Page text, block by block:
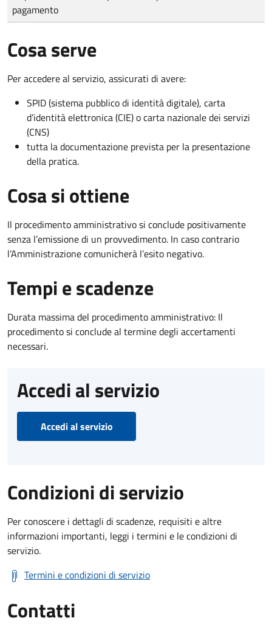
pagamento
Cosa serve
Per accedere al servizio, assicurati di avere:
SPID (sistema pubblico di identità digitale), carta
d’identità elettronica (CIE) o carta nazionale dei servizi
(CNS)
tutta la documentazione prevista per la presentazione
della pratica.
Cosa si ottiene
Il procedimento amministrativo si conclude positivamente
senza l’emissione di un provvedimento. In caso contrario
l’Amministrazione comunicherà l’esito negativo.
Tempi e scadenze
Durata massima del procedimento amministrativo: Il
procedimento si conclude al termine degli accertamenti
necessari.
Accedi al servizio
Accedi al servizio
Condizioni di servizio
Per conoscere i dettagli di scadenze, requisiti e altre
informazioni importanti, leggi i termini e le condizioni di
servizio.
Termini e condizioni di servizio
Contatti